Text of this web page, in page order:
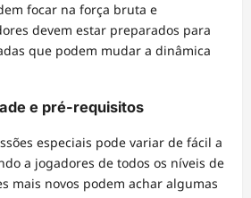
focar na força bruta e
devem estar preparados para
que podem mudar a dinâmica
e pré-requisitos
especiais pode variar de fácil a
a jogadores de todos os níveis de
mais novos podem achar algumas